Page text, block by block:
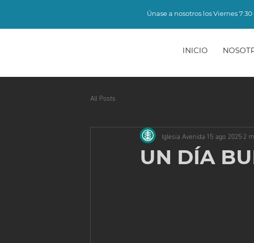
Únase a nosotros los Viernes
INICIO
All Posts
UN DÍA
Iglesia Avenida 15 ago 20252